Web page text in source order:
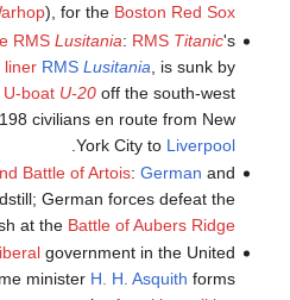
), for the Boston Red Sox
RMS Lusitania: RMS Titanic's
liner RMS Lusitania , is sunk by
U-boat U-20off the south-west
civilians en route from New
York City to Liverpool
Battle of Artois: German and
German forces defeat the
at the Battle of Aubers Ridge
government in the United
minister H. H. Asquith forms